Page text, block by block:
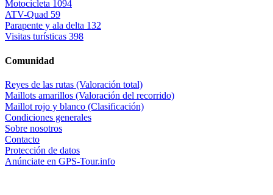
Motocicleta 1094
ATV-Quad 59
Parapente y ala delta 132
Visitas turísticas 398
Comunidad
Reyes de las rutas (Valoración total)
Maillots amarillos (Valoración del recorrido)
Maillot rojo y blanco (Clasificación)
Condiciones generales
Sobre nosotros
Contacto
Protección de datos
Anúnciate en GPS-Tour.info